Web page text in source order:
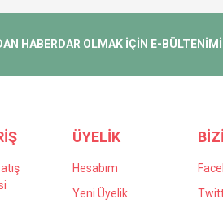
HABERDAR OLMAK İÇİN E-
ÜYELİK
Hesabım
Yeni Üyelik